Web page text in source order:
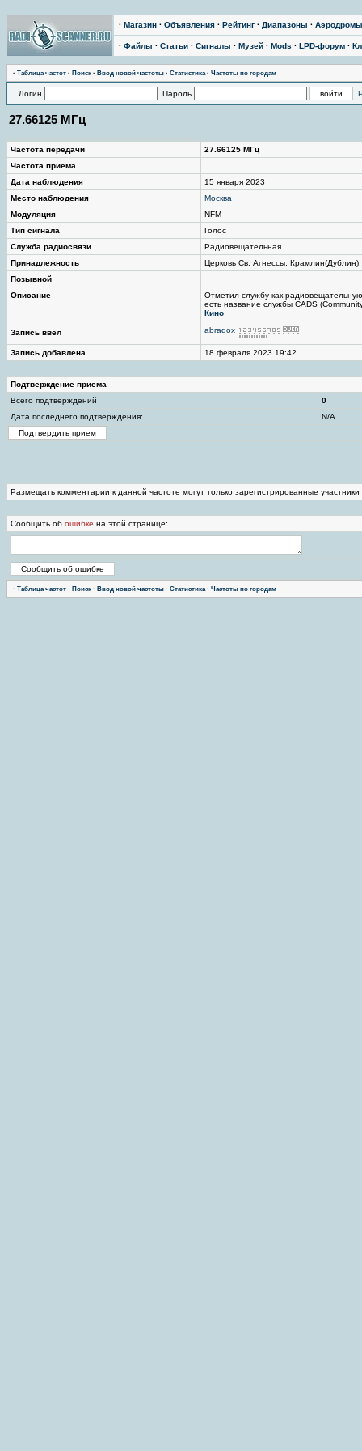
· Магазин · Объявления · Рейтинг · Диапазоны · Аэродромы
· Файлы · Статьи · Сигналы · Музей · Mods · LPD-форум ·
· Таблица частот · Поиск · Ввод новой частоты · Статистика· Частоты по городам
Логин Пароль
27.66125 МГц
Частота передачи
27.66125 МГц
Частота приема
Дата наблюдения
15 января 2023
Место наблюдения
Москва
Модуляция
NFM
Тип сигнала
Голос
Служба радиосвязи
Радиовещательная
Принадлежность
Церковь Св. Агнессы,
Позывной
Описание
Отметил службу как
есть название службы CADS
Кино
Запись ввел abradox
Запись добавлена 18 февраля 2023 19:42
Подтверждение приема
Всего подтверждений
0
Дата последнего подтверждения:
N/A
Размещать комментарии к данной частоте могут только зарегистрированные
Сообщить об ошибке на этой странице:
· Таблица частот · Поиск · Ввод новой частоты · Статистика· Частоты по городам